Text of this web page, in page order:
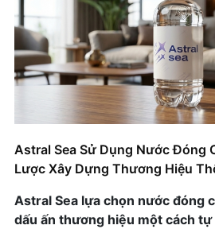
Làm thế nào nước nhãn riêng
lược quảng bá hạng nhất cho
cầu?
Hair Salon Tanny Vũ Lựa Chọn
– Bí Quyết Nâng Tầm Trải
Nước Uống Đóng Chai In
Xây Dựng Thương Hiệu Đẳng
Dubai
Công Ty Sen An – Câu
Dịch Vụ Gia Công Nước Logo
Astral Sea Sử Dụng Nước Đóng
Lược Xây Dựng Thương Hiệu
Astral Sea lựa chọn nước đóng
dấu ấn thương hiệu một cách